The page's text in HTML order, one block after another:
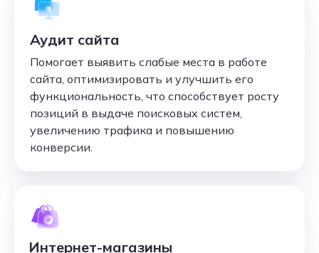
Аудит сайта
Помогает выявить слабые места в работе
сайта, оптимизировать и улучшить его
функциональность, что способствует росту
позиций в выдаче поисковых систем,
увеличению трафика и повышению
конверсии.
Интернет-магазины